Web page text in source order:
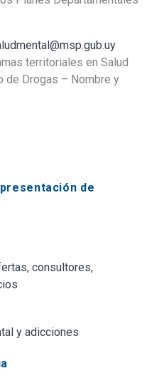
de
consultores,
y adicciones
territoriales en Salud
de Drogas – Nombre y